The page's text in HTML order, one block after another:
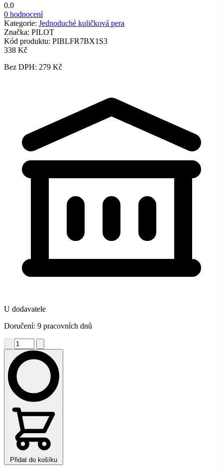
0.0
0 hodnocení
Kategorie: Jednoduché kuličková pera
Značka: PILOT
Kód produktu: PIBLFR7BX1S3
338 Kč
Bez DPH: 279 Kč
U dodavatele
Doručení: 9 pracovních dnů
Přidat do košíku